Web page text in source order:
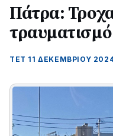
Πάτρα:
ΤΕΤ 11 ΔΕΚΕΜΒΡΊΟΥ